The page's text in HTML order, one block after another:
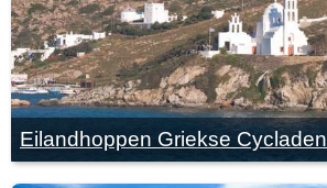
Eilandhoppen Griekse Cycladen